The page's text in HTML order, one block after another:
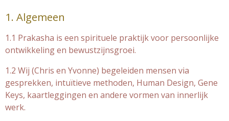
1. Algemeen
1.1 Prakasha is een spirituele praktijk voor persoonlijke
ontwikkeling en bewustzijnsgroei.
1.2 Wij (Chris en Yvonne) begeleiden mensen via
gesprekken, intuïtieve methoden, Human Design, Gene
Keys, kaartleggingen en andere vormen van innerlijk
werk.